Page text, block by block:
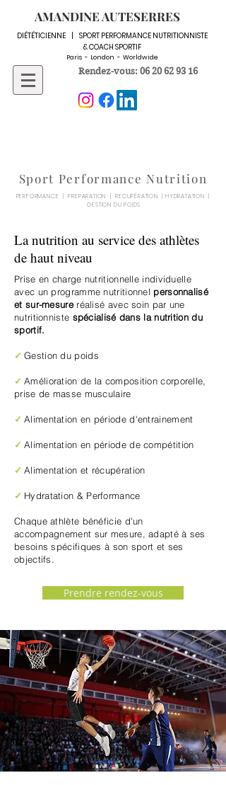
AMANDINE AUTESERRES
DIÉTÉTICIENNE | SPORT PERFORMANCE NUTRITIONNISTE
& COACH SPORTIF
Paris - London - Worldwide
Rendez-vous: 06 20 62 93 16
Sport Performance Nutrition
PERFORMANCE | PREPARATION | RECUPÉRATION | HYDRATATION |
GESTION DU POIDS
La nutrition au service des athlètes
de haut niveau
Prise en charge nutritionnelle individuelle
avec un programme nutritionnel personnalisé
et sur-mesureréalisé avec soin par une
nutritionniste spécialisé dans la nutrition du
sportif.
✓ Gestion du poids
✓ Amélioration de la composition corporelle,
prise de masse musculaire
✓ Alimentation en période d'entrainement
✓ Alimentation en période de compétition
✓ Alimentation et récupération
✓ Hydratation & Performance
Chaque athlète bénéficie d'un
accompagnement sur mesure, adapté à ses
besoins spécifiques à son sport et ses
objectifs.
Prendre rendez-vous